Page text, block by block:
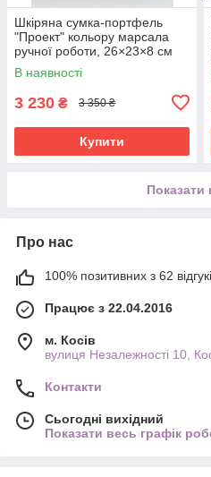
Шкіряна сумка‑портфель
"Проект" кольору марсала
ручної роботи, 26×23×8 см
В наявності
3 230 ₴ 3 350 ₴
Купити
Показати
Про нас
100% позитивних з 62
Працює з 22.04.2016
м. Косів
вулиця Незалежності 10,
Контакти
Сьогодні вихідний
Показати весь графік